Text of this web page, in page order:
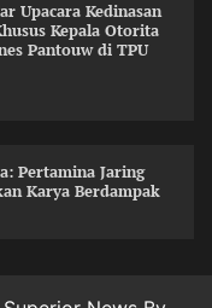
Upacara Kedinasan
Kepala Otorita
Pantouw di TPU
Pertamina Jaring
Karya Berdampak